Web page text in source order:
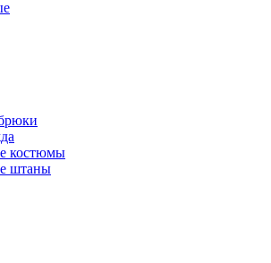
костюмы
штаны